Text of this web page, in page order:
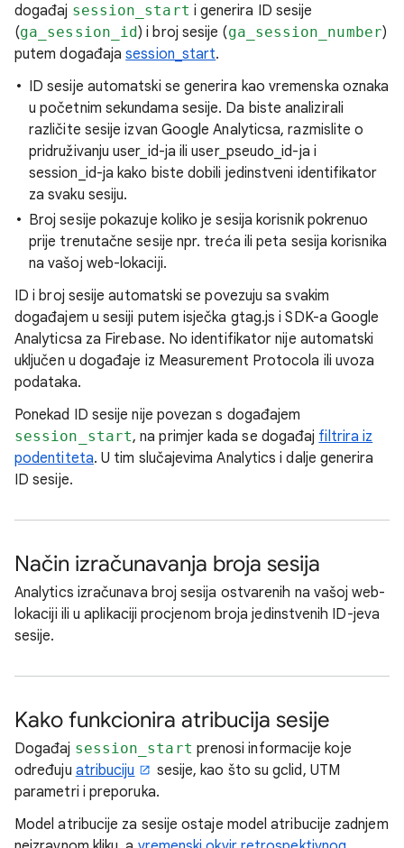
događaj session_start i generira ID sesije
(ga_session_id) i broj sesije (ga_session_number)
putem događajasession_start.
ID sesije automatski se generira kao vremenska oznaka
u početnim sekundama sesije. Da biste analizirali
različite sesije izvan Google Analyticsa, razmislite o
pridruživanju user_id-ja ili user_pseudo_id-ja i
session_id-ja kako biste dobili jedinstveni identifikator
za svaku sesiju.
Broj sesije pokazuje koliko je sesija korisnik pokrenuo
prije trenutačne sesije npr. treća ili peta sesija korisnika
na vašoj web-lokaciji.
ID i broj sesije automatski se povezuju sa svakim
događajem u sesiji putem isječka gtag.js i SDK-a Google
Analyticsa za Firebase. No identifikator nije automatski
uključen u događaje iz Measurement Protocola ili uvoza
podataka.
Ponekad ID sesije nije povezan s događajem
session_start, na primjer kada se događaj filtrira iz
podentiteta. U tim slučajevima Analytics i dalje generira
ID sesije.
Način izračunavanja broja sesija
Analytics izračunava broj sesija ostvarenih na vašoj web-
lokaciji ili u aplikaciji procjenom broja jedinstvenih ID-jeva
sesije.
Kako funkcionira atribucija sesije
Događaj session_start prenosi informacije koje
određuju atribuciju
sesije, kao što su gclid, UTM
parametri i preporuka.
Model atribucije za sesije ostaje model atribucije zadnjem